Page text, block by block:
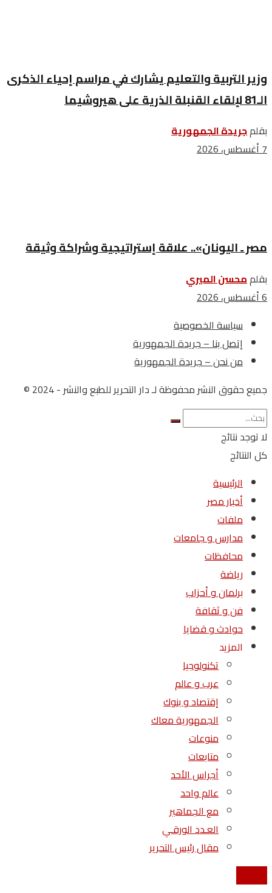
وزير التربية والتعليم يشارك في مراسم إحياء الذكرى
الـ81 لإلقاء القنبلة الذرية على هيروشيما
بقلمجريدة الجمهورية
7 أغسطس، 2026
مصر ـ اليونان».. علاقة إستراتيجية وشراكة وثيقة
بقلممحسن الميري
6 أغسطس، 2026
سياسة الخصوصية
إتصل بنا – جريدة الجمهورية
من نحن – جريدة الجمهورية
جميع حقوق النشر محفوظة لـ دار التحرير للطبع والنشر - 2024 ©
لا توجد نتائج
كل النتائج
الرئيسية
أخبار مصر
ملفات
مدارس و جامعات
محافظات
رياضة
برلمان و أحزاب
فن و ثقافة
حوادث و قضايا
المزيد
تكنولوجيا
عرب و عالم
إقتصاد و بنوك
الجمهورية معاك
منوعات
متابعات
أجراس الأحد
عالم واحد
مع الجماهير
العـدد الورقـي
مقال رئيس التحرير